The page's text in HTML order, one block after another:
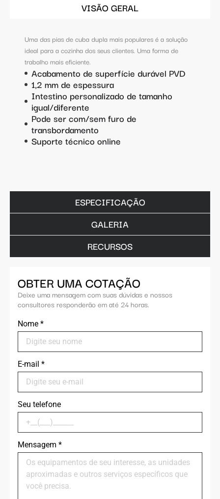
VISÃO GERAL
ESPECIFICAÇÃO
GALERIA
RECURSOS
Uma das pias de cuba dupla mais populares é a solução
ideal para a cozinha dos seus clientes. Uma forma de
trabalho mais eficiente.
Acabamento de superfície durável PVD
1,2 mm de espessura
Intestino personalizado de tamanho
igual/diferente
Pode ser com/sem furo de
transbordamento
Suporte técnico online
OBTER UMA COTAÇÃO
Deixe uma mensagem com suas dúvidas e nossos
consultores responderão em até 24 horas.
Nome *
E-mail *
Seu telefone
Mensagem *